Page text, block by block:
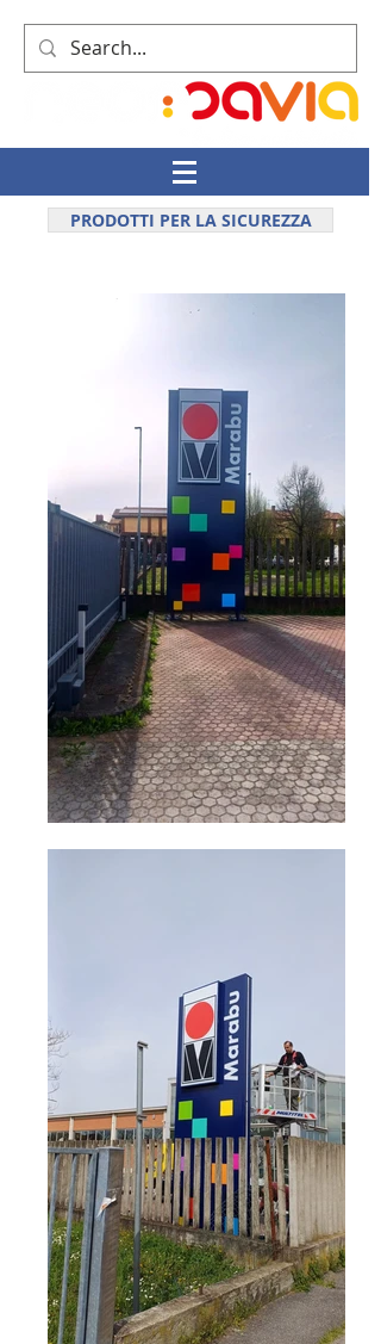
PRODOTTI PER LA SICUREZZA